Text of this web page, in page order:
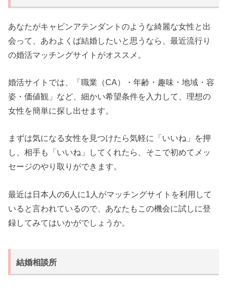
あなたがキャビンアテンダントのような綺麗な女性と出
会って、あわよくば結婚したいと思うなら、最近流行り
の婚活マッチングサイトがオススメ。
婚活サイトでは、「職業（CA）・年齢・趣味・地域・容
姿・価値観」など、細かい希望条件を入力して、理想の
女性を簡単に探し出せます。
まずは気になる女性を見つけたら気軽に「いいね」を押
し、相手も「いいね」してくれたら、そこで初めてメッ
セージのやり取りができます。
最近は日本人の6人に1人がマッチングサイトを利用して
いると言われているので、あなたもこの機会に試しに登
録してみてはいかがでしょうか。
結婚相談所